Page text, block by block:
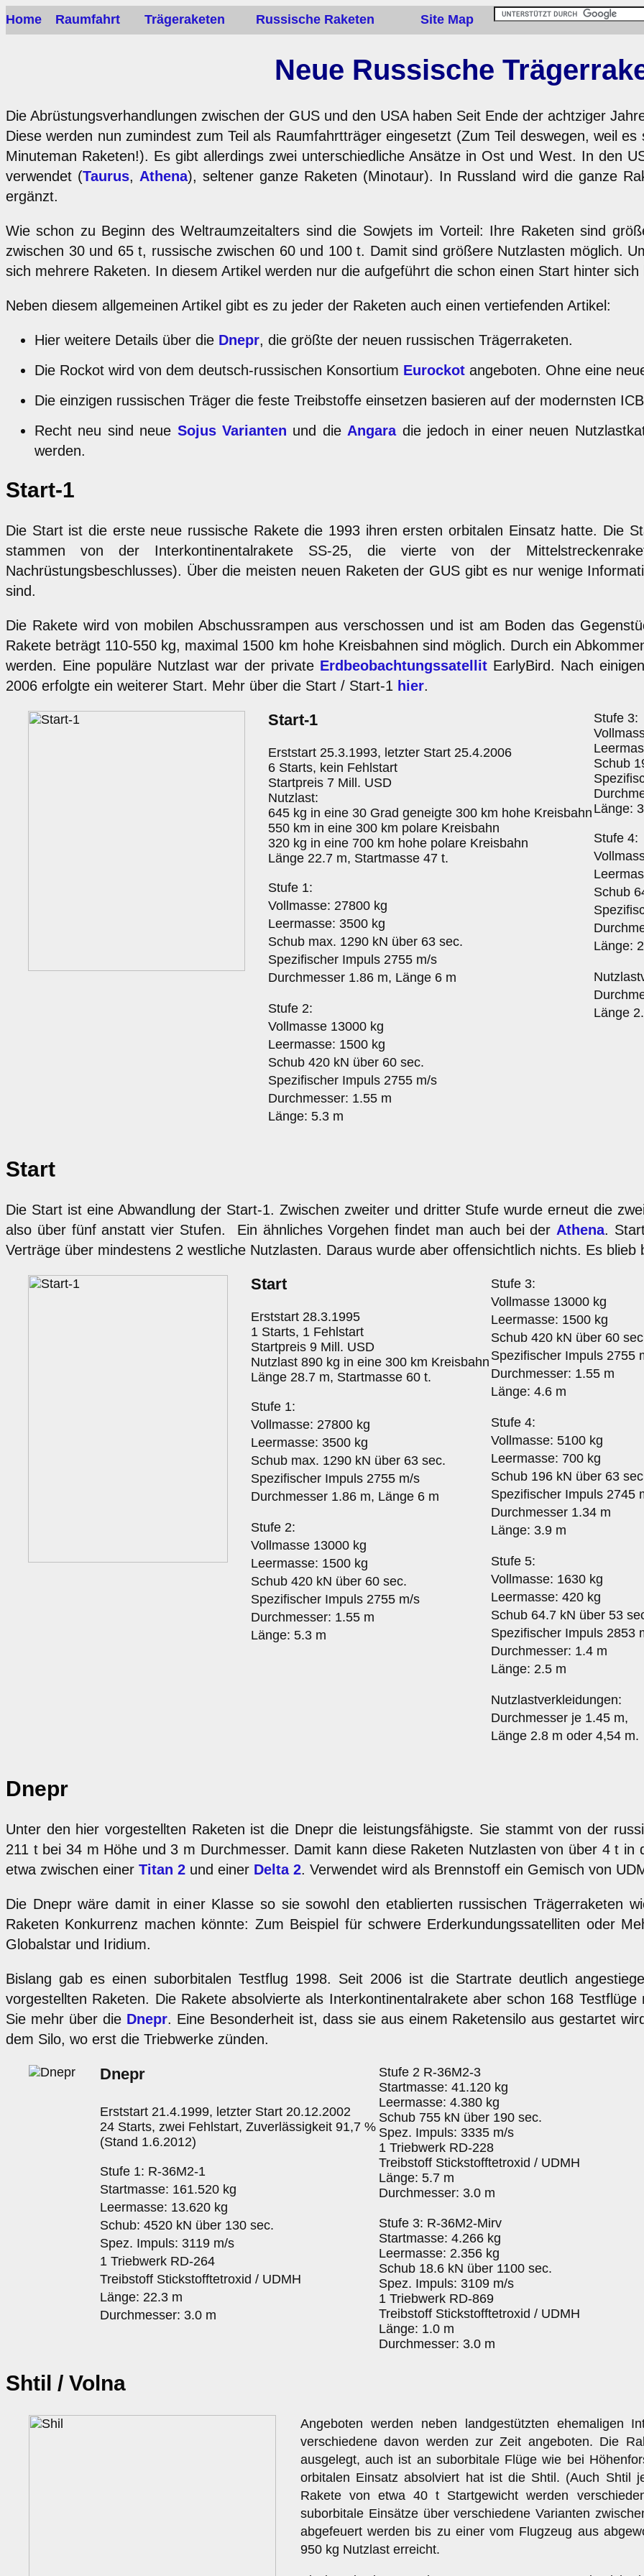
Home Raumfahrt Trägeraketen Russische Raketen Site Map
Neue Russische
Die Abrüstungsverhandlungen zwischen der GUS und den USA haben Seit Ende der achtziger
Diese werden nun zumindest zum Teil als Raumfahrtträger eingesetzt (Zum Teil deswegen, weil
Minuteman Raketen!). Es gibt allerdings zwei unterschiedliche Ansätze in Ost und West. In den
verwendet (Taurus, Athena), seltener ganze Raketen (Minotaur). In Russland wird die ganze
ergänzt.
Wie schon zu Beginn des Weltraumzeitalters sind die Sowjets im Vorteil: Ihre Raketen sind
zwischen 30 und 65 t, russische zwischen 60 und 100 t. Damit sind größere Nutzlasten möglich.
sich mehrere Raketen. In diesem Artikel werden nur die aufgeführt die schon einen Start hinter sich
Neben diesem allgemeinen Artikel gibt es zu jeder der Raketen auch einen vertiefenden Artikel:
Hier weitere Details über die Dnepr, die größte der neuen russischen Trägerraketen.
Die Rockot wird von dem deutsch-russischen Konsortium Eurockot angeboten. Ohne eine
Die einzigen russischen Träger die feste Treibstoffe einsetzen basieren auf der modernsten
Recht neu sind neue Sojus Varianten und die Angaradie jedoch in einer neuen
werden.
Start-1
Die Start ist die erste neue russische Rakete die 1993 ihren ersten orbitalen Einsatz hatte. Die
stammen von der Interkontinentalrakete SS-25, die vierte von der
Nachrüstungsbeschlusses). Über die meisten neuen Raketen der GUS gibt es nur wenige
sind.
Die Rakete wird von mobilen Abschussrampen aus verschossen und ist am Boden das
Rakete beträgt 110-550 kg, maximal 1500 km hohe Kreisbahnen sind möglich. Durch ein
werden. Eine populäre Nutzlast war der private ErdbeobachtungssatellitEarlyBird. Nach
2006 erfolgte ein weiterer Start. Mehr über die Start / Start-1 hier.
Start-1
Erststart 25.3.1993, letzter Start 25.4.2006
6 Starts, kein Fehlstart
Startpreis 7 Mill. USD
Nutzlast:
645 kg in eine 30 Grad geneigte 300 km hohe Kreisbahn
550 km in eine 300 km polare Kreisbahn
320 kg in eine 700 km hohe polare Kreisbahn
Länge 22.7 m, Startmasse 47 t.
Stufe 1:
Vollmasse: 27800 kg
Leermasse: 3500 kg
Schub max. 1290 kN über 63 sec.
Spezifischer Impuls 2755 m/s
Durchmesser 1.86 m, Länge 6 m
Stufe 2:
Vollmasse 13000 kg
Leermasse: 1500 kg
Schub 420 kN über 60 sec.
Spezifischer Impuls 2755 m/s
Durchmesser: 1.55 m
Länge: 5.3 m
Stufe 3:
Schub
Länge:
Stufe 4:
Schub
Länge:
Länge
Start
Die Start ist eine Abwandlung der Start-1. Zwischen zweiter und dritter Stufe wurde erneut die
also über fünf anstatt vier Stufen. Ein ähnliches Vorgehen findet man auch bei der Athena.
Verträge über mindestens 2 westliche Nutzlasten. Daraus wurde aber offensichtlich nichts. Es
Start
Erststart 28.3.1995
1 Starts, 1 Fehlstart
Startpreis 9 Mill. USD
Nutzlast 890 kg in eine 300 km Kreisbahn
Länge 28.7 m, Startmasse 60 t.
Stufe 1:
Vollmasse: 27800 kg
Leermasse: 3500 kg
Schub max. 1290 kN über 63 sec.
Spezifischer Impuls 2755 m/s
Durchmesser 1.86 m, Länge 6 m
Stufe 2:
Vollmasse 13000 kg
Leermasse: 1500 kg
Schub 420 kN über 60 sec.
Spezifischer Impuls 2755 m/s
Durchmesser: 1.55 m
Länge: 5.3 m
Stufe 3:
Vollmasse 13000 kg
Leermasse: 1500 kg
Schub 420 kN über 60
Spezifischer Impuls 2755
Durchmesser: 1.55 m
Länge: 4.6 m
Stufe 4:
Vollmasse: 5100 kg
Leermasse: 700 kg
Schub 196 kN über 63
Spezifischer Impuls 2745
Durchmesser 1.34 m
Länge: 3.9 m
Stufe 5:
Vollmasse: 1630 kg
Leermasse: 420 kg
Schub 64.7 kN über 53
Spezifischer Impuls 2853
Durchmesser: 1.4 m
Länge: 2.5 m
Nutzlastverkleidungen:
Durchmesser je 1.45 m,
Länge 2.8 m oder 4,54 m.
Dnepr
Unter den hier vorgestellten Raketen ist die Dnepr die leistungsfähigste. Sie stammt von der
211 t bei 34 m Höhe und 3 m Durchmesser. Damit kann diese Raketen Nutzlasten von über 4 t
etwa zwischen einer Titan 2 und einer Delta 2. Verwendet wird als Brennstoff ein Gemisch von
Die Dnepr wäre damit in einer Klasse so sie sowohl den etablierten russischen Trägerraketen
Raketen Konkurrenz machen könnte: Zum Beispiel für schwere Erderkundungssatelliten oder
Globalstar und Iridium.
Bislang gab es einen suborbitalen Testflug 1998. Seit 2006 ist die Startrate deutlich
vorgestellten Raketen. Die Rakete absolvierte als Interkontinentalrakete aber schon 168
Sie mehr über die Dnepr. Eine Besonderheit ist, dass sie aus einem Raketensilo aus gestartet
dem Silo, wo erst die Triebwerke zünden.
Dnepr
Erststart 21.4.1999, letzter Start 20.12.2002
24 Starts, zwei Fehlstart, Zuverlässigkeit 91,7 %
(Stand 1.6.2012)
Stufe 1: R-36M2-1
Startmasse: 161.520 kg
Leermasse: 13.620 kg
Schub: 4520 kN über 130 sec.
Spez. Impuls: 3119 m/s
1 Triebwerk RD-264
Treibstoff Stickstofftetroxid / UDMH
Länge: 22.3 m
Durchmesser: 3.0 m
Stufe 2 R-36M2-3
Startmasse: 41.120 kg
Leermasse: 4.380 kg
Schub 755 kN über 190 sec.
Spez. Impuls: 3335 m/s
1 Triebwerk RD-228
Treibstoff Stickstofftetroxid / UDMH
Länge: 5.7 m
Durchmesser: 3.0 m
Stufe 3: R-36M2-Mirv
Startmasse: 4.266 kg
Leermasse: 2.356 kg
Schub 18.6 kN über 1100 sec.
Spez. Impuls: 3109 m/s
1 Triebwerk RD-869
Treibstoff Stickstofftetroxid / UDMH
Länge: 1.0 m
Durchmesser: 3.0 m
Shtil / Volna
Angeboten werden neben landgestützten ehemaligen
verschiedene davon werden zur Zeit angeboten. Die
ausgelegt, auch ist an suborbitale Flüge wie bei
orbitalen Einsatz absolviert hat ist die Shtil. (Auch Shtil
Rakete von etwa 40 t Startgewicht werden
suborbitale Einsätze über verschiedene Varianten
abgefeuert werden bis zu einer vom Flugzeug aus
950 kg Nutzlast erreicht.